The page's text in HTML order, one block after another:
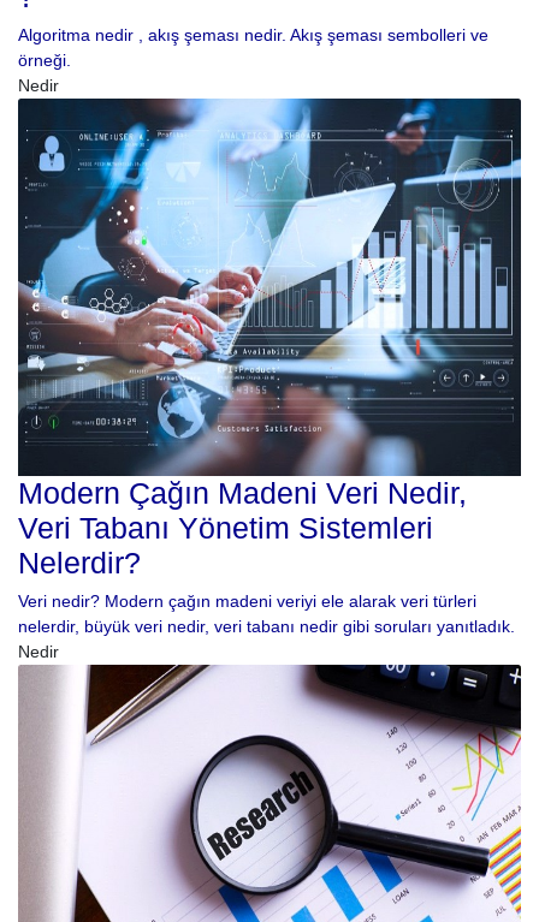
Algoritma nedir , akış şeması nedir. Akış şeması sembolleri ve
örneği.
Nedir
Modern Çağın Madeni Veri Nedir,
Veri Tabanı Yönetim Sistemleri
Nelerdir?
Veri nedir? Modern çağın madeni veriyi ele alarak veri türleri
nelerdir, büyük veri nedir, veri tabanı nedir gibi soruları yanıtladık.
Nedir